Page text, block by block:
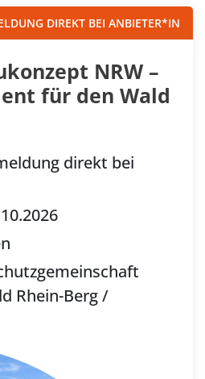
DIREKT BEI ANBIETER*IN
NRW –
für den Wald
direkt bei
Rhein-Berg /